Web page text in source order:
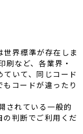
界標準が存在しま
刷など、各業界・
いて、同じコード
コードが違ったり
されている一般的
判断でご利用くだ